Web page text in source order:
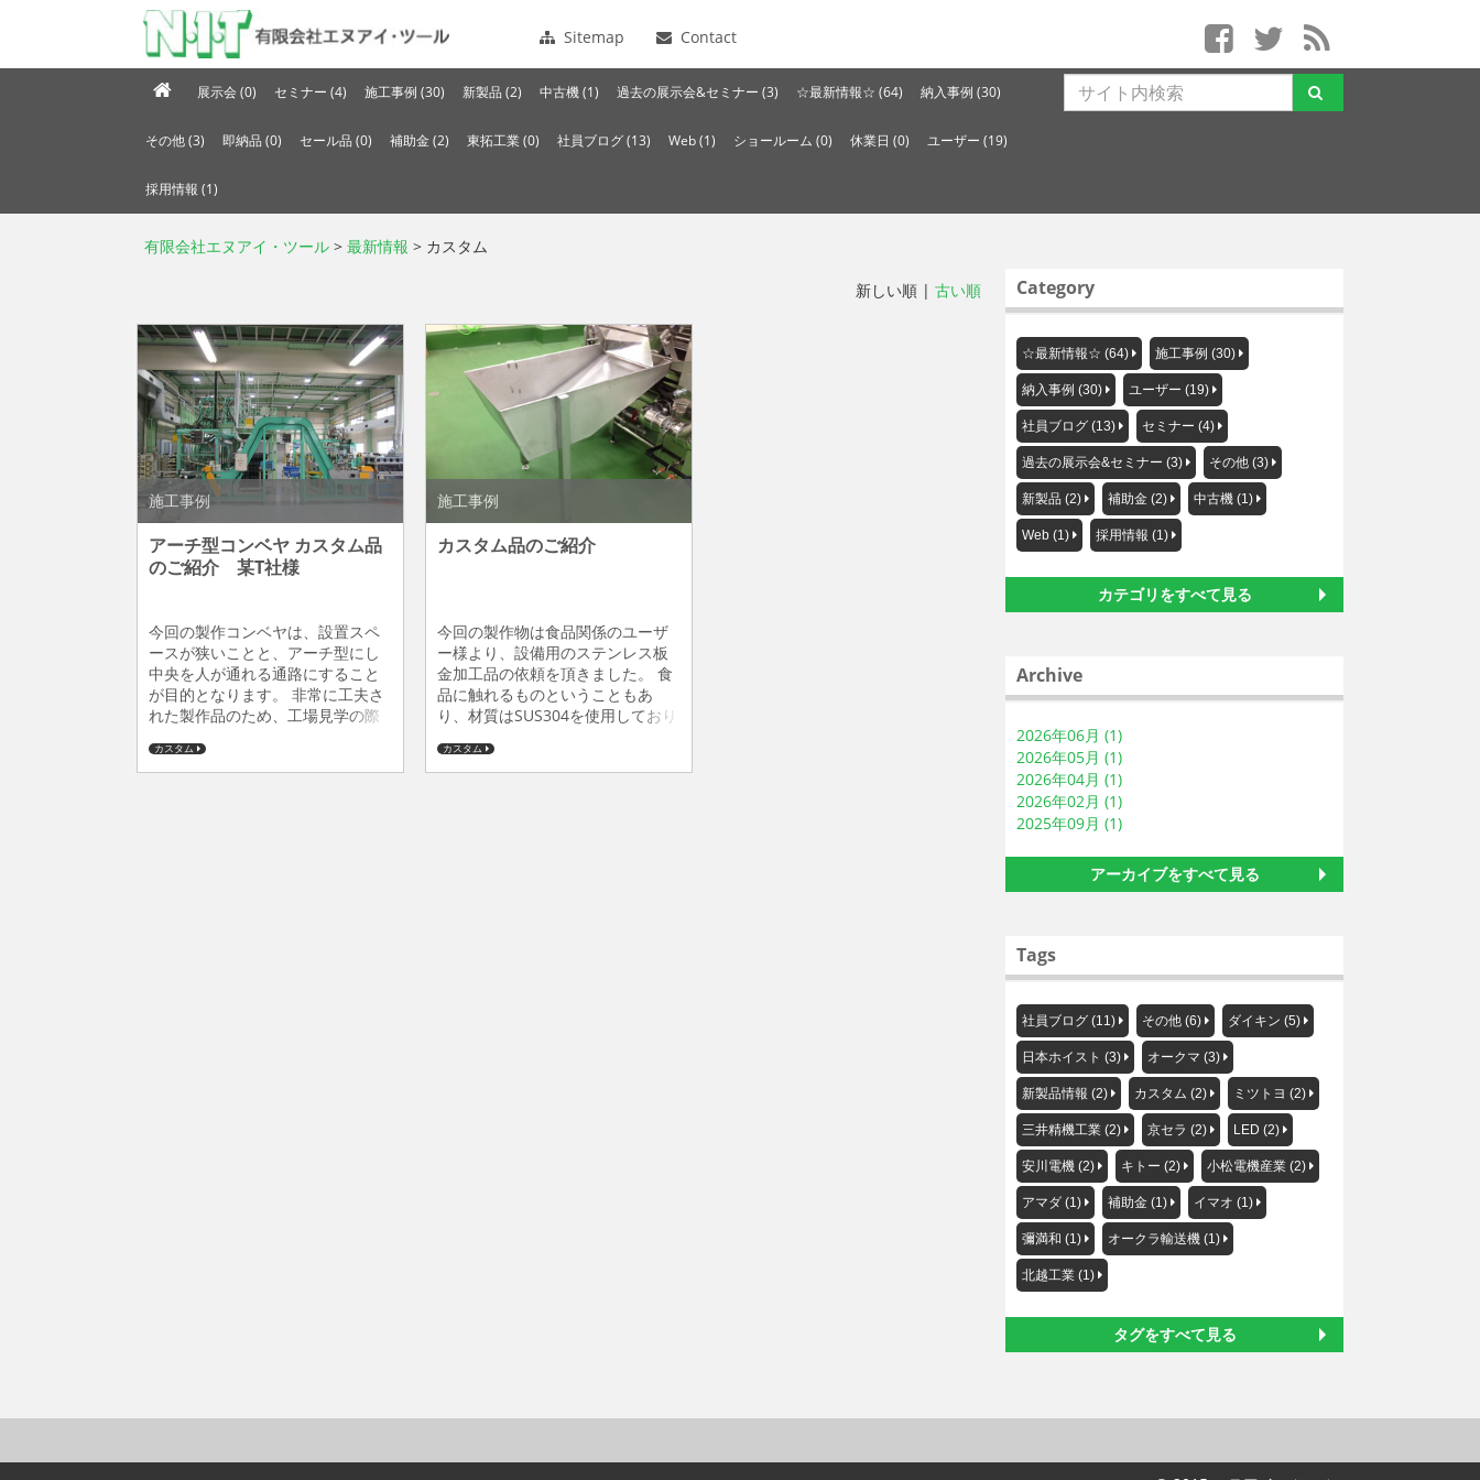
Sitemap Contact
展示会 (0) セミナー (4) 施工事例 (30) 新製品 (2) 中古機 (1) 過去の展示会&セミナー (3) ☆最新情報☆ (64) 納入事例 (30)
その他 (3) 即納品 (0) セール品 (0) 補助金 (2) 東拓工業 (0) 社員ブログ (13) Web (1) ショールーム (0) 休業日 (0) ユーザー (19)
採用情報 (1)
有限会社エヌアイ・ツール >最新情報 > カスタム
新しい順 |古い順
施工事例
アーチ型コンベヤ カスタム品
のご紹介 某T社様
今回の製作コンベヤは、設置スペ
ースが狭いことと、アーチ型にし
中央を人が通れる通路にすること
が目的となります。 非常に工夫さ
れた製作品のため、工場見学の際
カスタム
施工事例
カスタム品のご紹介
今回の製作物は食品関係のユーザ
ー様より、設備用のステンレス板
金加工品の依頼を頂きました。 食
品に触れるものということもあ
り、材質はSUS304を使用しており
を頂いております。
カスタム
Category
☆最新情報☆ (64) 施工事例 (30)
納入事例 (30) ユーザー (19)
社員ブログ (13) セミナー (4)
過去の展示会&セミナー (3) その他 (3)
新製品 (2) 補助金 (2) 中古機 (1)
Web (1) 採用情報 (1)
カテゴリをすべて見る
Archive
2026年06月 (1)
2026年05月 (1)
2026年04月 (1)
2026年02月 (1)
2025年09月 (1)
アーカイブをすべて見る
Tags
社員ブログ (11) その他 (6) ダイキン (5)
日本ホイスト (3) オークマ (3)
新製品情報 (2) カスタム (2) ミツトヨ (2)
三井精機工業 (2) 京セラ (2) LED (2)
安川電機 (2) キトー (2) 小松電機産業 (2)
アマダ (1) 補助金 (1) イマオ (1)
彌満和 (1) オークラ輸送機 (1)
北越工業 (1)
タグをすべて見る